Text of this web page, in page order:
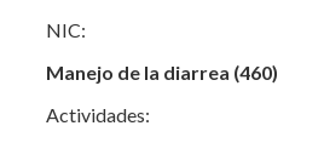
NIC:
Manejo de la diarrea (460)
Actividades: